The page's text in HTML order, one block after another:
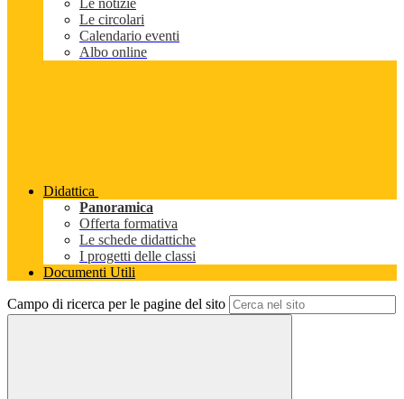
Le notizie
Le circolari
Calendario eventi
Albo online
Didattica
Panoramica
Offerta formativa
Le schede didattiche
I progetti delle classi
Documenti Utili
Campo di ricerca per le pagine del sito